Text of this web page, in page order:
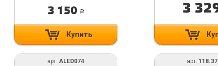
3 150 i
Купить
45W Б/Ж,
3
арт: ALED074 арт: